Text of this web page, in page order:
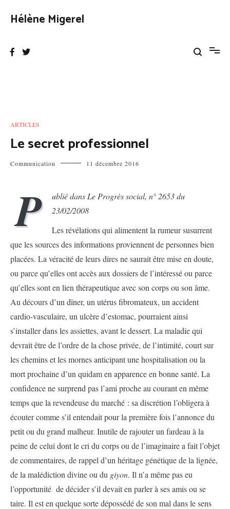
Hélène Migerel
ARTICLES
Le secret professionnel
Communication 11 décembre 2016
P
ublié dans Le Progrès social, n° 2653 du
23/02/2008
Les révélations qui alimentent la rumeur susurrent
que les sources des informations proviennent de personnes bien
placées. La véracité de leurs dires ne saurait être mise en doute,
ou parce qu’elles ont accès aux dossiers de l’intéressé ou parce
qu’elles sont en lien thérapeutique avec son corps ou son âme.
Au décours d’un dîner, un utérus fibromateux, un accident
cardio-vasculaire, un ulcère d’estomac, pourraient ainsi
s’installer dans les assiettes, avant le dessert. La maladie qui
devrait être de l’ordre de la chose privée, de l’intimité, court sur
les chemins et les mornes anticipant une hospitalisation ou la
mort prochaine d’un quidam en apparence en bonne santé. La
confidence ne surprend pas l’ami proche au courant en même
temps que la revendeuse du marché : sa discrétion l’obligera à
écouter comme s’il entendait pour la première fois l’annonce du
petit ou du grand malheur. Inutile de rajouter un fardeau à la
peine de celui dont le cri du corps ou de l’imaginaire a fait l’objet
de commentaires, de rappel d’un héritage génétique de la lignée,
de la malédiction divine ou du giyon. Il n’a même pas eu
l’opportunité de décider s’il devait en parler à ses amis ou se
taire. Il est en quelque sorte dépossédé de son mal dans le sens